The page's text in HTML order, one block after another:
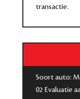
transactie.
Soort auto:
02 Evaluatie